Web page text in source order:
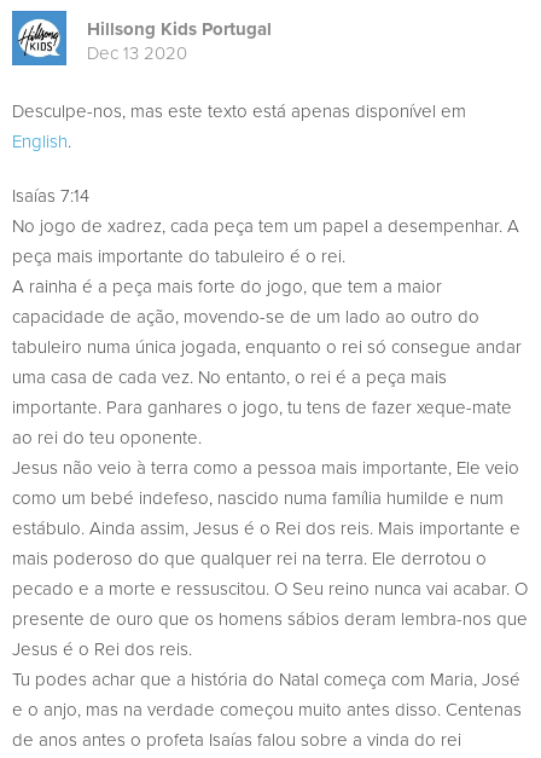
Hillsong Kids Portugal
Dec 13 2020
Desculpe-nos, mas este texto está apenas disponível em
English.
Isaías 7:14
No jogo de xadrez, cada peça tem um papel a desempenhar. A
peça mais importante do tabuleiro é o rei.
A rainha é a peça mais forte do jogo, que tem a maior
capacidade de ação, movendo-se de um lado ao outro do
tabuleiro numa única jogada, enquanto o rei só consegue andar
uma casa de cada vez. No entanto, o rei é a peça mais
importante. Para ganhares o jogo, tu tens de fazer xeque-mate
ao rei do teu oponente.
Jesus não veio à terra como a pessoa mais importante, Ele veio
como um bebé indefeso, nascido numa família humilde e num
estábulo. Ainda assim, Jesus é o Rei dos reis. Mais importante e
mais poderoso do que qualquer rei na terra. Ele derrotou o
pecado e a morte e ressuscitou. O Seu reino nunca vai acabar. O
presente de ouro que os homens sábios deram lembra-nos que
Jesus é o Rei dos reis.
Tu podes achar que a história do Natal começa com Maria, José
e o anjo, mas na verdade começou muito antes disso. Centenas
de anos antes o profeta Isaías falou sobre a vinda do rei